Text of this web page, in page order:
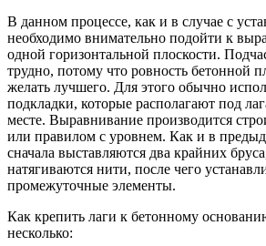
В данном процессе, как и в случае с
необходимо внимательно подойти к
одной горизонтальной плоскости.
трудно, потому что ровность бетонной
желать лучшего. Для этого обычно
подкладки, которые располагают под
месте. Выравнивание производится
или правилом с уровнем. Как и в
сначала выставляются два крайних
натягиваются нити, после чего
промежуточные элементы.
Как крепить лаги к бетонному
несколько: